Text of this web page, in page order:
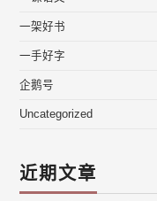
一架好书
一手好字
企鹅号
Uncategorized
近期文章